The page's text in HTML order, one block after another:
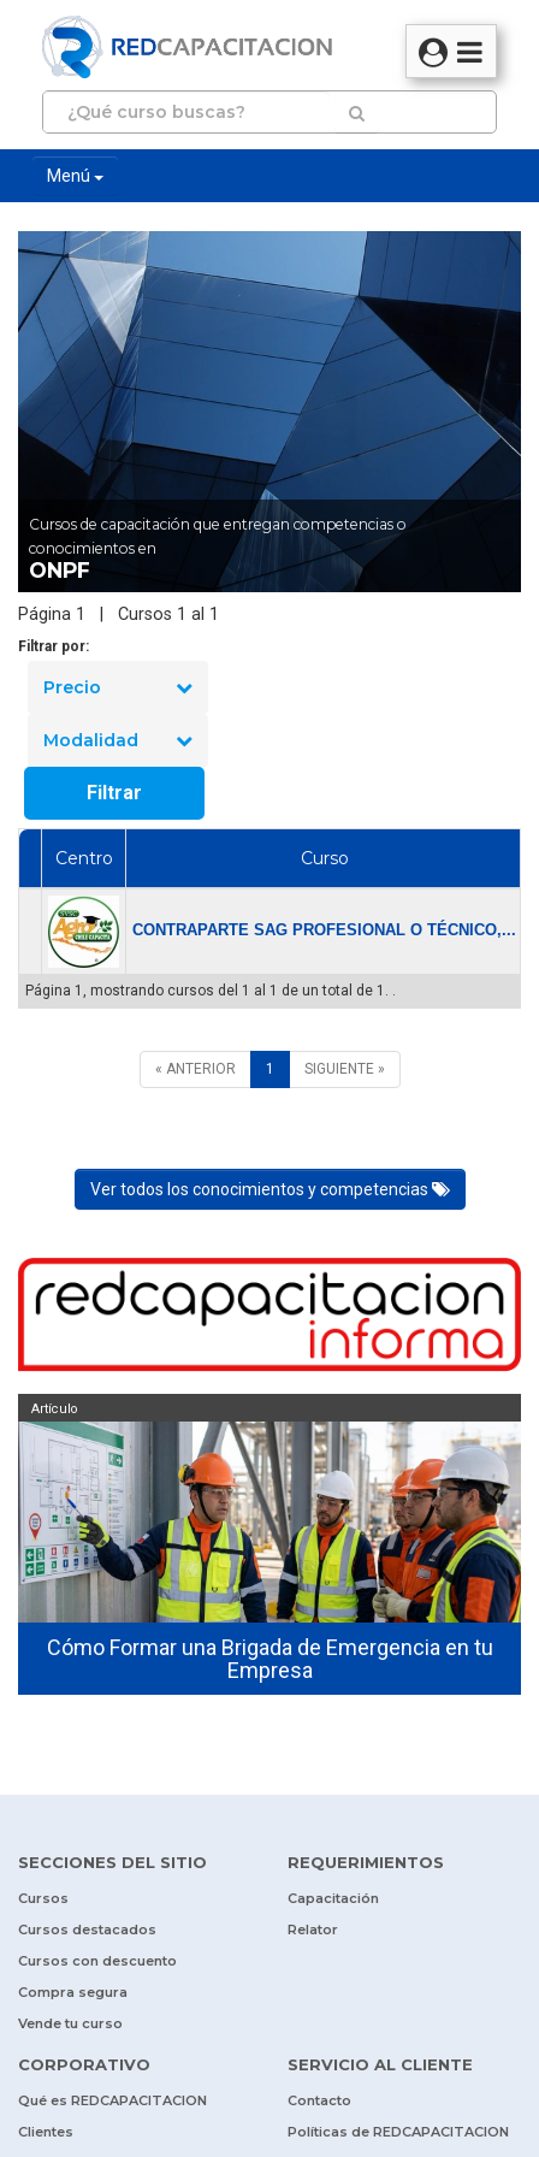
Menú
Cursos de capacitación que entregan competencias o
conocimientos en
ONPF
Página 1 | Cursos 1 al 1
Filtrar por:
Precio
Modalidad
Filtrar
Centro Curso
CONTRAPARTE SAG PROFESIONAL O TÉCNICO,...
Página 1, mostrando cursos del 1 al 1 de un total de 1. .
« ANTERIOR 1 SIGUIENTE »
Ver todos los conocimientos y competencias
Cómo Formar una Brigada de Emergencia en tu
Empresa
Artículo
SECCIONES DEL SITIO
Cursos
Cursos destacados
Cursos con descuento
Compra segura
Vende tu curso
REQUERIMIENTOS
Capacitación
Relator
CORPORATIVO
Qué es REDCAPACITACION
Clientes
SERVICIO AL CLIENTE
Contacto
Políticas de REDCAPACITACION